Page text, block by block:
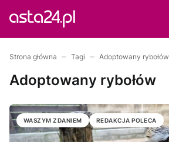
Strona główna Tagi Adoptowany rybołów
Adoptowany rybołów
WASZYM ZDANIEM REDAKCJA POLECA